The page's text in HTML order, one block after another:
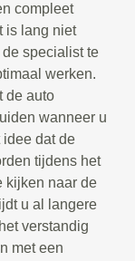
compleet
is lang niet
specialist te
werken.
de auto
wanneer u
idee dat de
tijdens het
kijken naar de
u al langere
verstandig
met een